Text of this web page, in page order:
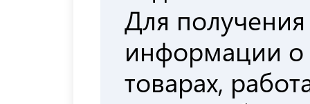
Для
информации о
товарах,